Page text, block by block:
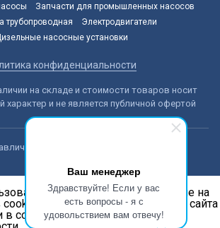
Ваш менеджер
Здравствуйте! Если у вас
есть вопросы - я с
удовольствием вам отвечу!
Запчасти для промышленных насосов
трубопроводная
Электродвигатели
насосные установки
конфиденциальности
на складе и стоимости товаров носит
и не является публичной офертой
машин © 2014-2026, Алматы
наш сайт, вы даёте согласие на
в целях функционирования сайта
в соответствии сполитикой